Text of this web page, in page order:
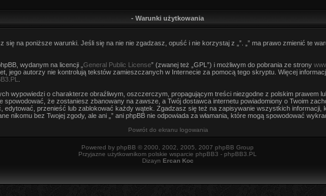
- Warunki użytkowania
się na poniższe warunki. Jeśli się na nie nie zgadzasz, opuść i nie korzystaj z „”. „” ma prawo zmienić te
wydanym na licencji „ General Public License” (zwanej też „GPL”) i możliwym do pobrania ze strony
jego autorzy nie kontrolują tekstów zamieszczanych w Internecie za pomocą tego skryptu. Więcej
wypowiedzi o charakterze obraźliwym, oszczerczym, propagującym treści niezgodne z polskim prawem
spowodować, że zostaniesz zbanowany na zawsze, a Twój dostawca internetu powiadomiony o Twoim
edytować, przenieść lub zablokować każdy wątek. Zgadzasz się też na zapisywanie wszystkich informacji,
nikomu bez Twojej zgody, ale ani „” ani phpBB nie odpowiada za włamania, które mogą spowodować
Powrót do ekranu logowania
Powered by phpBB © 2000, 2002, 2005, 2007 phpBB Group
Przyjazne użytkownikom polskie wsparcie phpBB3 - phpBB3.PL
Dizayn Ercan Koc